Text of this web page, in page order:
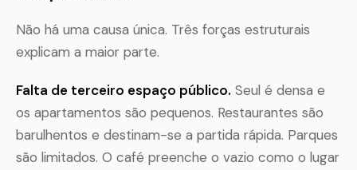
Não há uma causa única. Três forças estruturais
explicam a maior parte.
Falta de terceiro espaço público. Seul é densa e
os apartamentos são pequenos. Restaurantes são
barulhentos e destinam-se a partida rápida. Parques
são limitados. O café preenche o vazio como o lugar